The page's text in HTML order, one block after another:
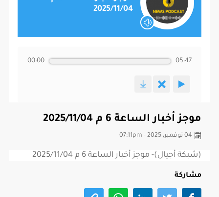
2025/11/04
00:00 05:47
موجز أخبار الساعة 6 م 2025/11/04
04 نوفمبر، 2025 - 07:11pm
(شبكة أجيال)- موجز أخبار الساعة 6 م 2025/11/04
مشاركة